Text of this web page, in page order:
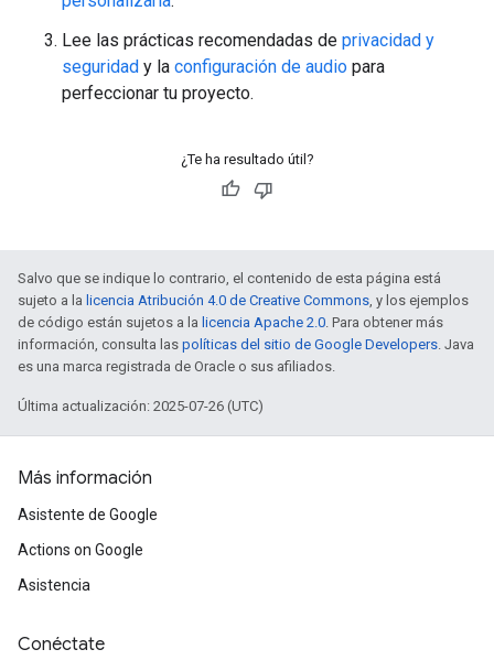
Lee las prácticas recomendadas de privacidad y
seguridad y la configuración de audio para
perfeccionar tu proyecto.
¿Te ha resultado útil?
Salvo que se indique lo contrario, el contenido de esta página está
sujeto a la licencia Atribución 4.0 de Creative Commons, y los ejemplos
de código están sujetos a la licencia Apache 2.0. Para obtener más
información, consulta las políticas del sitio de Google Developers. Java
es una marca registrada de Oracle o sus afiliados.
Última actualización: 2025-07-26 (UTC)
Más información
Asistente de Google
Actions on Google
Asistencia
Conéctate